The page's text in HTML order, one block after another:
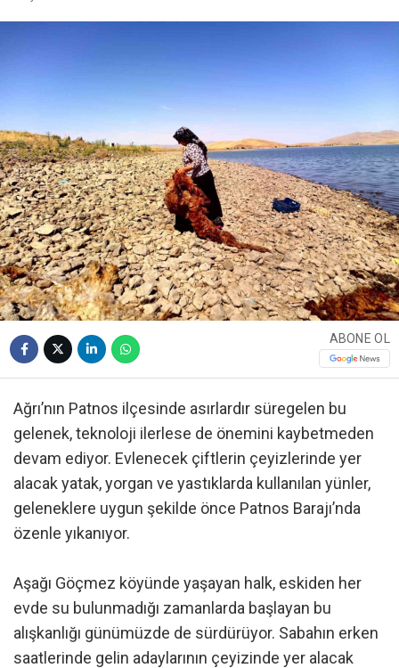
ABONE OL
Ağrı’nın Patnos ilçesinde asırlardır süregelen bu
gelenek, teknoloji ilerlese de önemini kaybetmeden
devam ediyor. Evlenecek çiftlerin çeyizlerinde yer
alacak yatak, yorgan ve yastıklarda kullanılan yünler,
geleneklere uygun şekilde önce Patnos Barajı’nda
özenle yıkanıyor.
Aşağı Göçmez köyünde yaşayan halk, eskiden her
evde su bulunmadığı zamanlarda başlayan bu
alışkanlığı günümüzde de sürdürüyor. Sabahın erken
saatlerinde gelin adaylarının çeyizinde yer alacak